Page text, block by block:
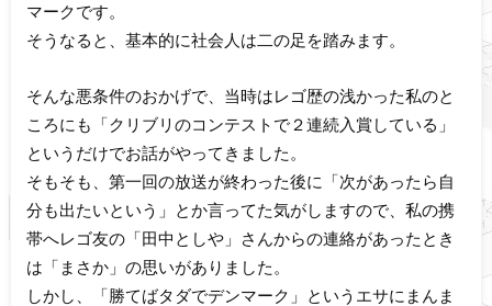
マークです。
そうなると、基本的に社会人は二の足を踏みます。
そんな悪条件のおかげで、当時はレゴ歴の浅かった私のと
ころにも「クリブリのコンテストで２連続入賞している」
というだけでお話がやってきました。
そもそも、第一回の放送が終わった後に「次があったら自
分も出たいという」とか言ってた気がしますので、私の携
帯へレゴ友の「田中としや」さんからの連絡があったとき
は「まさか」の思いがありました。
しかし、「勝てばタダでデンマーク」というエサにまんま